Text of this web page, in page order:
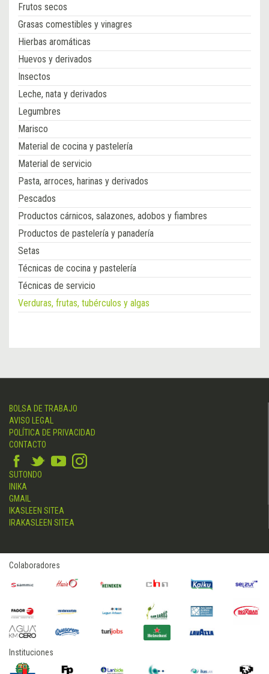
Frutos secos
Grasas comestibles y vinagres
Hierbas aromáticas
Huevos y derivados
Insectos
Leche, nata y derivados
Legumbres
Marisco
Material de cocina y pastelería
Material de servicio
Pasta, arroces, harinas y derivados
Pescados
Productos cárnicos, salazones, adobos y fiambres
Productos de pastelería y panadería
Setas
Técnicas de cocina y pastelería
Técnicas de servicio
Verduras, frutas, tubérculos y algas
BOLSA DE TRABAJO
AVISO LEGAL
POLÍTICA DE PRIVACIDAD
CONTACTO
SUTONDO
INIKA
GMAIL
IKASLEEN SITEA
IRAKASLEEN SITEA
Colaboradores
Instituciones